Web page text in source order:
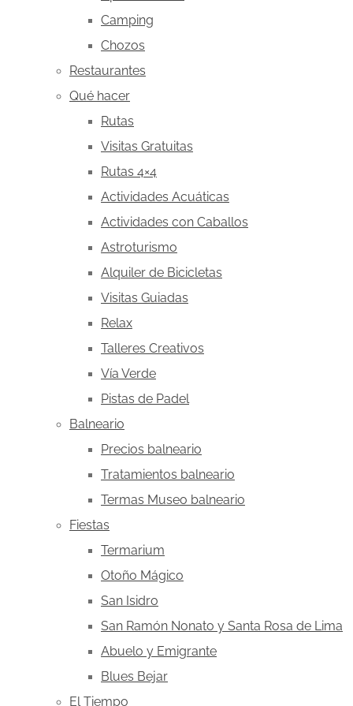
Camping
Chozos
Restaurantes
Qué hacer
Rutas
Visitas Gratuitas
Rutas 4×4
Actividades Acuáticas
Actividades con Caballos
Astroturismo
Alquiler de Bicicletas
Visitas Guiadas
Relax
Talleres Creativos
Vía Verde
Pistas de Padel
Balneario
Precios balneario
Tratamientos balneario
Termas Museo balneario
Fiestas
Termarium
Otoño Mágico
San Isidro
San Ramón Nonato y Santa Rosa de Lima
Abuelo y Emigrante
Blues Bejar
El Tiempo